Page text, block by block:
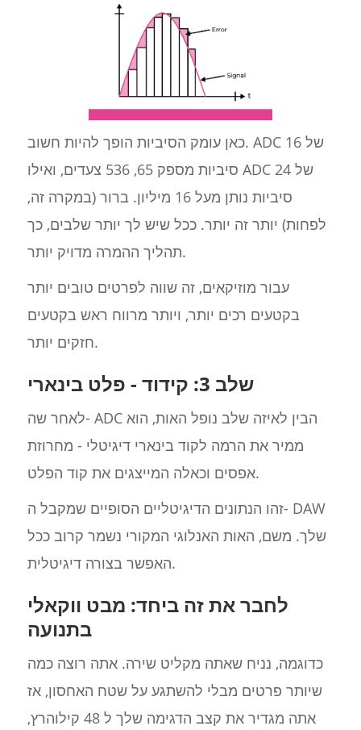
כאן עומק הסיביות הופך להיות חשוב. ADC של 16
סיביות מספק 65, 536 צעדים, ואילו ADC של 24
סיביות נותן מעל 16 מיליון. ברור (במקרה זה,
לפחות) יותר זה יותר. ככל שיש לך יותר שלבים, כך
תהליך ההמרה מדויק יותר.
עבור מוזיקאים, זה שווה לפרטים טובים יותר
בקטעים רכים יותר, ויותר מרווח ראש בקטעים
חזקים יותר.
שלב 3: קידוד - פלט בינארי
לאחר שה- ADC הבין לאיזה שלב נופל האות, הוא
ממיר את הרמה לקוד בינארי דיגיטלי - מחרוזת
אפסים וכאלה המייצגים את קוד הפלט.
זהו הנתונים הדיגיטליים הסופיים שמקבל ה- DAW
שלך. משם, האות האנלוגי המקורי נשמר קרוב ככל
האפשר בצורה דיגיטלית.
לחבר את זה ביחד: מבט ווקאלי
בתנועה
כדוגמה, נניח שאתה מקליט שירה. אתה רוצה כמה
שיותר פרטים מבלי להשתגע על שטח האחסון, אז
אתה מגדיר את קצב הדגימה שלך ל 48 קילוהרץ,